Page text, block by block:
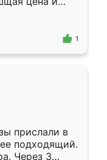
Приехавший
1
прислали в
подходящий.
Через 3